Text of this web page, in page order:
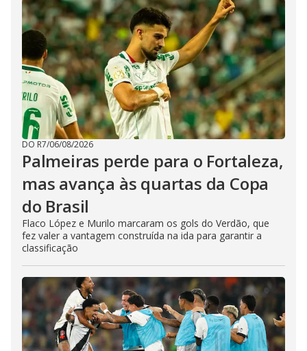
DO R7/06/08/2026
Palmeiras perde para o Fortaleza,
mas avança às quartas da Copa
do Brasil
Flaco López e Murilo marcaram os gols do Verdão, que
fez valer a vantagem construída na ida para garantir a
classificação